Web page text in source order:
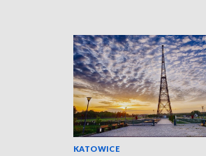
KATOWICE